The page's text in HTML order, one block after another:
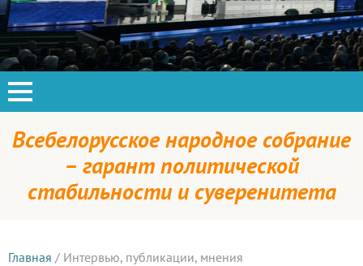
Всебелорусское народное собрание
– гарант политической
стабильности и суверенитета
Главная / Интервью, публикации, мнения